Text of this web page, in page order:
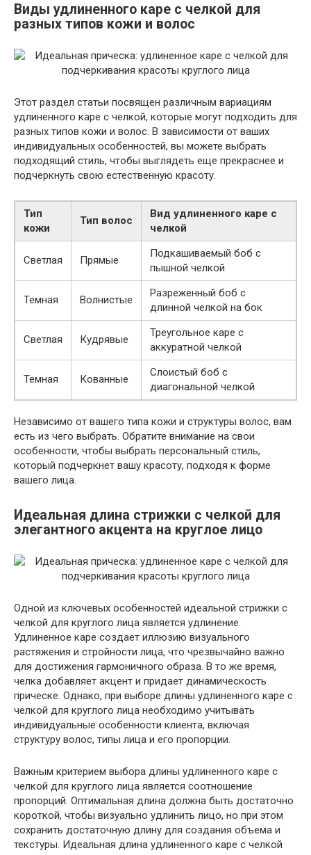
Виды удлиненного каре с челкой для
разных типов кожи и волос
Этот раздел статьи посвящен различным вариациям
удлиненного каре с челкой, которые могут подходить для
разных типов кожи и волос. В зависимости от ваших
индивидуальных особенностей, вы можете выбрать
подходящий стиль, чтобы выглядеть еще прекраснее и
подчеркнуть свою естественную красоту.
Тип
кожи
Тип волос
Вид удлиненного каре с
челкой
Светлая Прямые
Подкашиваемый боб с
пышной челкой
Темная Волнистые
Разреженный боб с
длинной челкой на бок
Светлая Кудрявые
Треугольное каре с
аккуратной челкой
Темная Кованные
Слоистый боб с
диагональной челкой
Независимо от вашего типа кожи и структуры волос, вам
есть из чего выбрать. Обратите внимание на свои
особенности, чтобы выбрать персональный стиль,
который подчеркнет вашу красоту, подходя к форме
вашего лица.
Идеальная длина стрижки с челкой для
элегантного акцента на круглое лицо
Одной из ключевых особенностей идеальной стрижки с
челкой для круглого лица является удлинение.
Удлиненное каре создает иллюзию визуального
растяжения и стройности лица, что чрезвычайно важно
для достижения гармоничного образа. В то же время,
челка добавляет акцент и придает динамическость
прическе. Однако, при выборе длины удлиненного каре с
челкой для круглого лица необходимо учитывать
индивидуальные особенности клиента, включая
структуру волос, типы лица и его пропорции.
Важным критерием выбора длины удлиненного каре с
челкой для круглого лица является соотношение
пропорций. Оптимальная длина должна быть достаточно
короткой, чтобы визуально удлинить лицо, но при этом
сохранить достаточную длину для создания объема и
текстуры. Идеальная длина удлиненного каре с челкой